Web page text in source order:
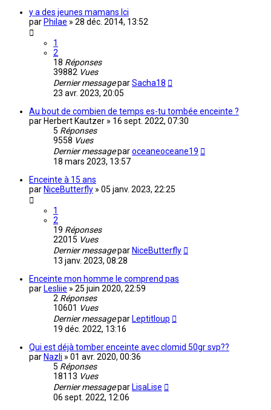
y a des jeunes mamans Ici
par Philae » 28 déc. 2014, 13:52
1
2
18 Réponses
39882 Vues
Dernier messageparSacha18
23 avr. 2023, 20:05
Au bout de combien de temps es-tu tombée enceinte ?
par Herbert Kautzer » 16 sept. 2022, 07:30
5 Réponses
9558 Vues
Dernier messageparoceaneoceane19
18 mars 2023, 13:57
Enceinte à 15 ans
par NiceButterfly » 05 janv. 2023, 22:25
1
2
19 Réponses
22015 Vues
Dernier messagepar NiceButterfly
13 janv. 2023, 08:28
Enceinte mon homme le comprend pas
par Lesliie » 25 juin 2020, 22:59
2 Réponses
10601 Vues
Dernier messagepar Leptitloup
19 déc. 2022, 13:16
Qui est déjà tomber enceinte avec clomid 50gr svp??
par Nazli » 01 avr. 2020, 00:36
5 Réponses
18113 Vues
Dernier messagepar LisaLise
06 sept. 2022, 12:06